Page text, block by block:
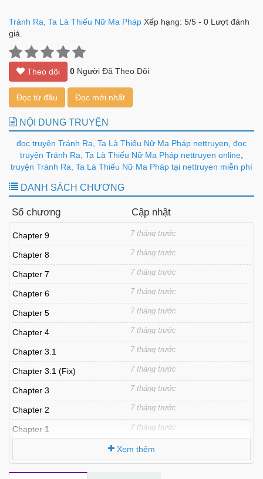
Tránh Ra, Ta Là Thiếu Nữ Ma Pháp Xếp hạng: 5/5 - 0 Lượt đánh
giá.
Theo dõi 0 Người Đã Theo Dõi
Đọc từ đầu Đọc mới nhất
NỘI DUNG TRUYỆN
đọc truyện Tránh Ra, Ta Là Thiếu Nữ Ma Pháp nettruyen đọc
truyện Tránh Ra, Ta Là Thiếu Nữ Ma Pháp nettruyen online
truyện Tránh Ra, Ta Là Thiếu Nữ Ma Pháp tại nettruyen miễn phí
DANH SÁCH CHƯƠNG
Số chương Cập nhật
Chapter 9 7 tháng trước
Chapter 8 7 tháng trước
Chapter 7 7 tháng trước
Chapter 6 7 tháng trước
Chapter 5 7 tháng trước
Chapter 4 7 tháng trước
Chapter 3.1 7 tháng trước
Chapter 3.1 (Fix) 7 tháng trước
Chapter 3 7 tháng trước
Chapter 2 7 tháng trước
Chapter 1 7 tháng trước
Xem thêm